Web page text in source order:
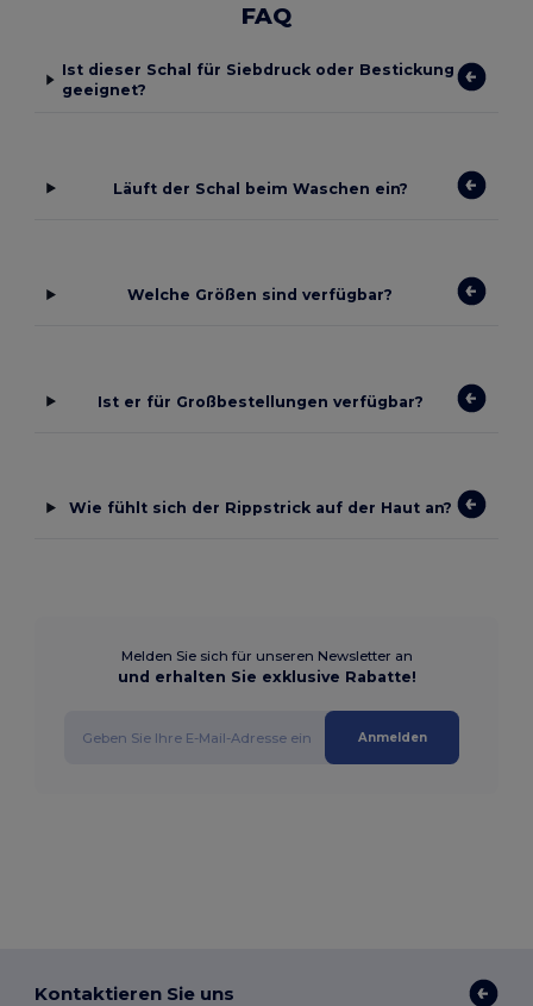
FAQ
Ist dieser Schal für Siebdruck oder Bestickung
geeignet?
Läuft der Schal beim Waschen ein?
Welche Größen sind verfügbar?
Ist er für Großbestellungen verfügbar?
Wie fühlt sich der Rippstrick auf der Haut an?
Melden Sie sich für unseren Newsletter an
und erhalten Sie exklusive Rabatte!
Anmelden
Kontaktieren Sie uns